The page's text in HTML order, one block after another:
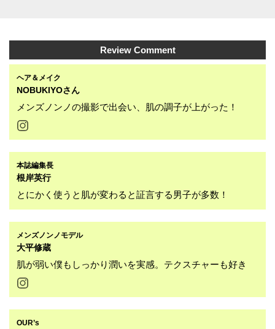
Review Comment
ヘア＆メイク
NOBUKIYOさん
メンズノンノの撮影で出会い、肌の調子が上がった！
本誌編集長
根岸英行
とにかく使うと肌が変わると証言する男子が多数！
メンズノンノモデル
大平修蔵
肌が弱い僕もしっかり潤いを実感。テクスチャーも好き
OUR’s